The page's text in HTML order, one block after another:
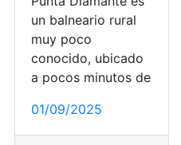
un balneario rural
muy poco
conocido, ubicado
a pocos minutos de
01/09/2025